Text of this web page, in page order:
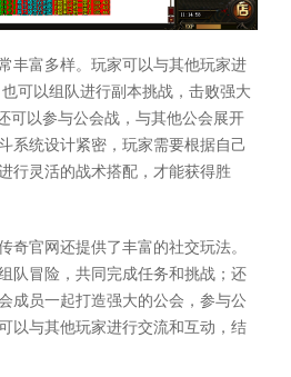
丰富多样。玩家可以与其他玩家进
可以组队进行副本挑战，击败强大
可以参与公会战，与其他公会展开
系统设计紧密，玩家需要根据自己
行灵活的战术搭配，才能获得胜
奇官网还提供了丰富的社交玩法。
队冒险，共同完成任务和挑战；还
成员一起打造强大的公会，参与公
以与其他玩家进行交流和互动，结